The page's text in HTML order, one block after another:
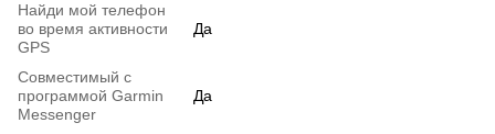
Найди мой телефон
во время активности
GPS
Да
Совместимый с
программой Garmin
Messenger
Да